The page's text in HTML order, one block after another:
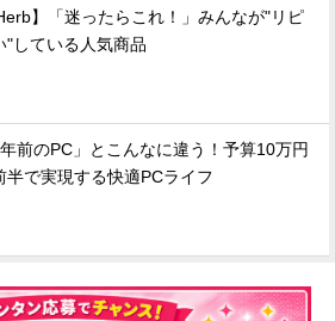
】「迷ったらこれ！」みんなが"リピ
"している人気商品
年前のPC」とこんなに違う！予算10万円
半で実現する快適PCライフ